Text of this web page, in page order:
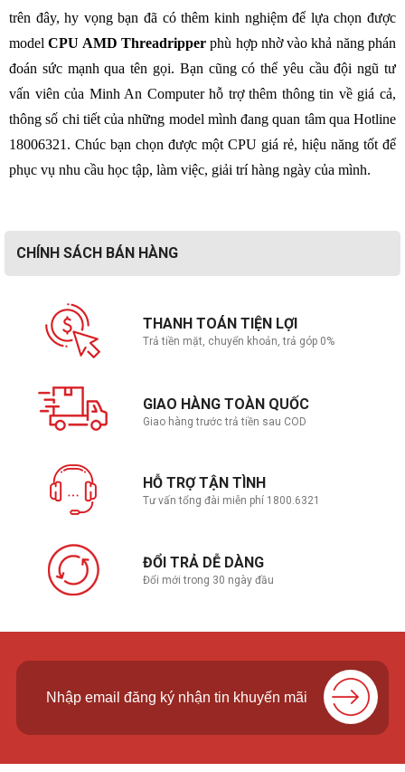
trên đây, hy vọng bạn đã có thêm kinh nghiệm để lựa chọn được
modelCPU AMD Threadripperphù hợp nhờ vào khả năng phán
đoán sức mạnh qua tên gọi. Bạn cũng có thể yêu cầu đội ngũ tư
vấn viên của Minh An Computer hỗ trợ thêm thông tin về giá cả,
thông số chi tiết của những model mình đang quan tâm qua Hotline
18006321. Chúc bạn chọn được một CPU giá rẻ, hiệu năng tốt để
phục vụ nhu cầu học tập, làm việc, giải trí hàng ngày của mình.
CHÍNH SÁCH BÁN HÀNG
THANH TOÁN TIỆN LỢI
Trả tiền mặt, chuyển khoản, trả góp 0%
GIAO HÀNG TOÀN QUỐC
Giao hàng trước trả tiền sau COD
HỖ TRỢ TẬN TÌNH
Tư vấn tổng đài miễn phí 1800.6321
ĐỔI TRẢ DỄ DÀNG
Đổi mới trong 30 ngày đầu